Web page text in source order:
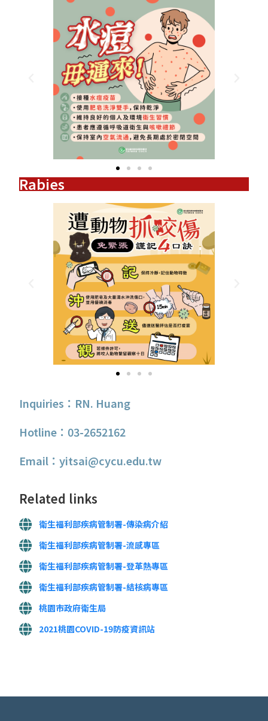
Rabies
Inquiries：RN. Huang
Hotline：03-2652162
Email：yitsai@cycu.edu.tw
Related links
衛生福利部疾病管制署-傳染病介紹
衛生福利部疾病管制署-流感專區
衛生福利部疾病管制署-登革熱專區
衛生福利部疾病管制署-結核病專區
桃園市政府衛生局
2021桃園COVID-19防疫資訊站